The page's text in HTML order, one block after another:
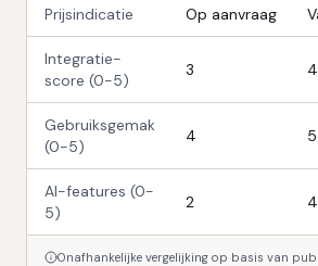
Prijsindicatie Op aanvraag
Integratie-
score (0-5)
3 4
Gebruiksgemak
(0-5)
4 5
AI-features (0-
5)
2 4
Onafhankelijke vergelijking op basis van